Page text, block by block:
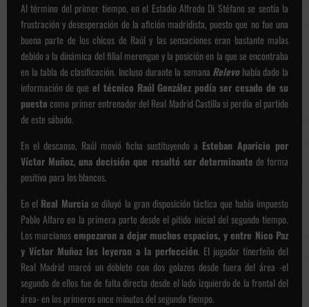
Al término del primer tiempo, en el Estadio Alfredo Di Stéfano se sentía la
frustración y desesperación de la afición madridista, puesto que no fue una
buena parte de los chicos de Raúl y las sensaciones eran bastante malas
debido a la dinámica del filial merengue y la posición en la que se encontraba
en la tabla de clasificación. Incluso durante la semana Relevohabía dado la
información de que el técnico Raúl González podía ser cesado de su
puestocomo primer entrenador del Real Madrid Castilla si perdía el partido
de este sábado.
En el descanso, Raúl movió ficha sustituyendo a Esteban Aparicio por
Víctor Muñoz, una decisión que resultó ser determinante de forma
positiva para los blancos.
En el Real Murciase diluyó la gran disposición táctica que había impuesto
Pablo Alfaro en la primera parte desde el pitido inicial del segundo tiempo.
Los murcianosempezaron a dejar muchos espacios, y entre Nico Paz
y Víctor Muñoz los leyeron a la perfección. El jugador tinerfeño del
Real Madrid marcó un doblete con dos golazos desde fuera del área -el
segundo de ellos fue de falta directa desde el lado izquierdo de la frontal del
área- en los primeros once minutos del segundo tiempo.